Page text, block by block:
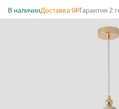
В наличииДоставка 0₽Гарантия 2